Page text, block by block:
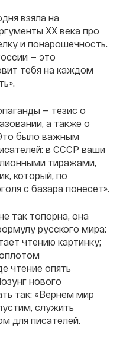
взяла на
ХХ века про
и понарошечность.
— это
тебя на каждом
— тезис о
а также о
было важным
в СССР ваши
тиражами,
который, по
с базара понесет».
так топорна, она
русского мира:
чтению картинку;
чтение опять
нового
так: «Вернем мир
служить
для писателей.